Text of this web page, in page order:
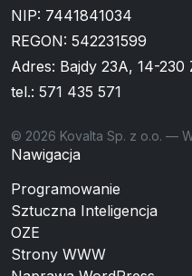
NIP: 7441841034
REGON: 542231599
Adres: Bajdy 23A, 14-230
tel.: 571 435 571
© 2026 Kovalta Sp. z o.o. —
Nawigacja
Programowanie
Sztuczna Inteligencja
OZE
Strony WWW